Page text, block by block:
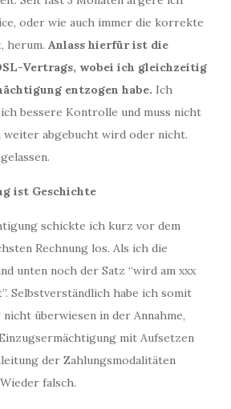
oder wie auch immer die korrekte
herum. Anlass hierfür ist die
Vertrags, wobei ich gleichzeitig
entzogen habe. Ich
bessere Kontrolle und muss nicht
weiter abgebucht wird oder nicht.
ist Geschichte
schickte ich kurz vor dem
Rechnung los. Als ich die
unten noch der Satz “wird am xxx
Selbstverständlich habe ich somit
überwiesen in der Annahme,
mit Aufsetzen
der Zahlungsmodalitäten
falsch.